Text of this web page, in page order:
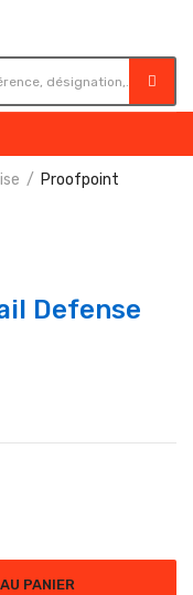
Proofpoint
Defense
Enterprise
PANIER